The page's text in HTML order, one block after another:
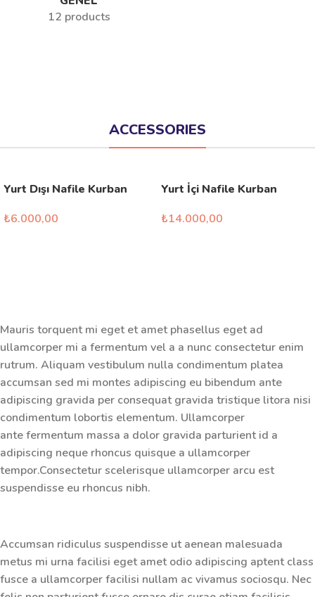
12 products
ACCESSORIES
Yurt Dışı Nafile Kurban
₺6.000,00
Yurt İçi Nafile Kurban
₺14.000,00
Mauris torquent mi eget et amet phasellus eget ad
ullamcorper mi a fermentum vel a a nunc consectetur enim
rutrum. Aliquam vestibulum nulla condimentum platea
accumsan sed mi montes adipiscing eu bibendum ante
adipiscing gravida per consequat gravida tristique litora nisi
condimentum lobortis elementum. Ullamcorper
ante fermentum massa a dolor gravida parturient id a
adipiscing neque rhoncus quisque a ullamcorper
tempor.Consectetur scelerisque ullamcorper arcu est
suspendisse eu rhoncus nibh.
Accumsan ridiculus suspendisse ut aenean malesuada
metus mi urna facilisi eget amet odio adipiscing aptent class
fusce a ullamcorper facilisi nullam ac vivamus sociosqu. Nec